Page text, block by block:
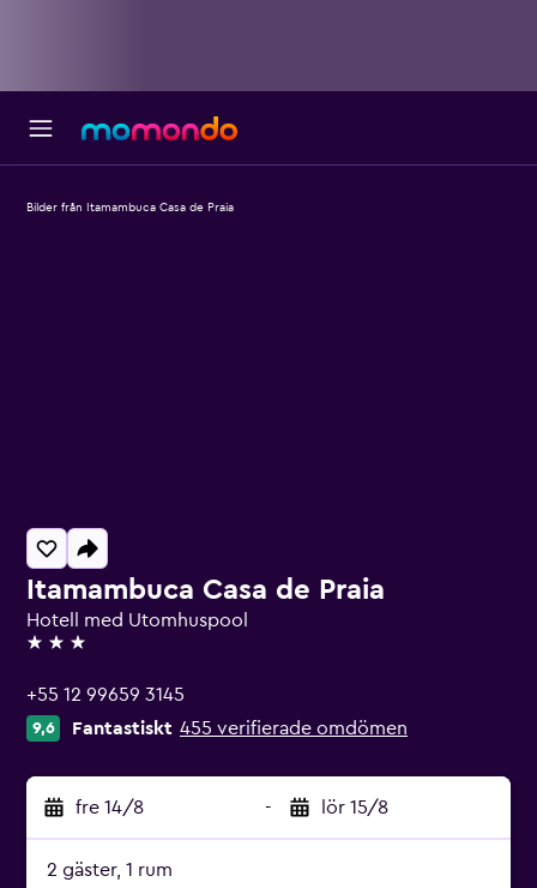
Itamambuca Casa de Praia
Hotell med Utomhuspool
3 stjärnor
+55 12 99659 3145
9,6 Fantastiskt 455 verifierade omdömen
fre 14/8 - lör 15/8
2 gäster, 1 rum
Bilder från Itamambuca Casa de Praia